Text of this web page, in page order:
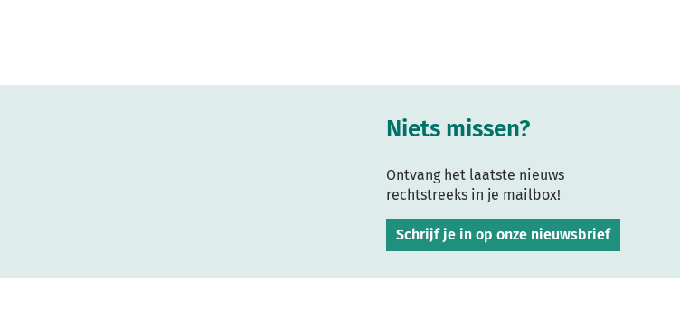
Niets missen?
Ontvang het laatste nieuws
rechtstreeks in je mailbox!
Schrijf je in op onze nieuwsbrief